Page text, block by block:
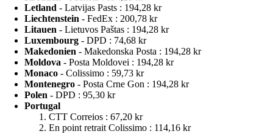
Letland - Latvijas Pasts : 194,28 kr
Liechtenstein - FedEx : 200,78 kr
Litauen - Lietuvos Paštas : 194,28 kr
Luxembourg - DPD : 74,68 kr
Makedonien - Makedonska Posta : 194,28 kr
Moldova - Posta Moldovei : 194,28 kr
Monaco - Colissimo : 59,73 kr
Montenegro - Posta Crne Gon : 194,28 kr
Polen - DPD : 95,30 kr
Portugal
CTT Correios : 67,20 kr
En point retrait Colissimo : 114,16 kr